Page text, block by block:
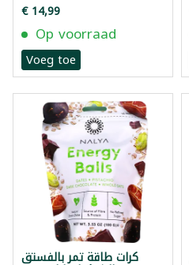
€ 14,99
Op voorraad
Voeg toe
كرات طاقة تمر بالفستق